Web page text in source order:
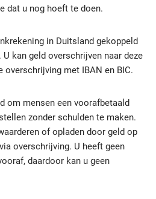
dat u nog hoeft te doen.
in Duitsland gekoppeld
kan geld overschrijven naar deze
overschrijving met IBAN en BIC.
om mensen een voorafbetaald
zonder schulden te maken.
of opladen door geld op
overschrijving. U heeft geen
daardoor kan u geen